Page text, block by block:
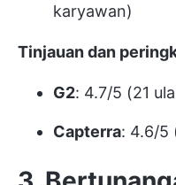
karyawan)
Tinjauan dan
G2: 4.7/5 (21
Capterra: 4.6/5